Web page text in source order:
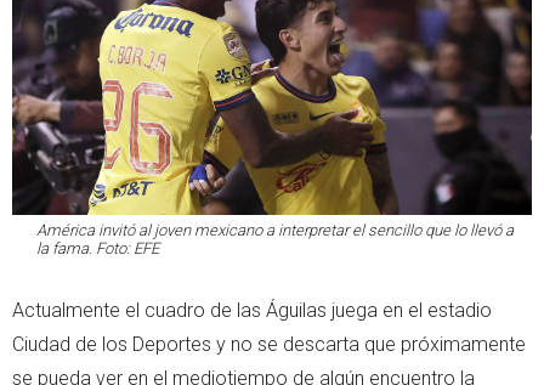
América invitó al joven mexicano a interpretar el sencillo que lo llevó a
la fama. Foto: EFE
Actualmente el cuadro de las Águilas juega en el estadio
Ciudad de los Deportes y no se descarta que próximamente
se pueda ver en el mediotiempo de algún encuentro la